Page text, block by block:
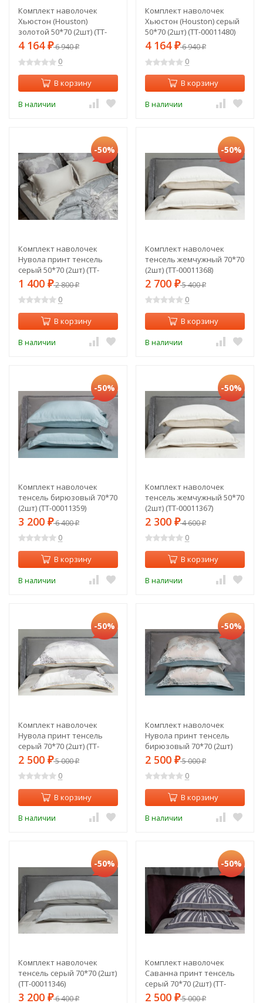
Комплект наволочек
Хьюстон (Houston)
золотой 50*70 (2шт) (TT-
00011481)
4 164 ₽6 940₽
0
В корзину
В наличии
Комплект наволочек
Хьюстон (Houston) серый
50*70 (2шт) (TT-00011480)
4 164 ₽6 940₽
0
В корзину
В наличии
-50%
Комплект наволочек
Нувола принт тенсель
серый 50*70 (2шт) (TT-
00011343)
1 400 ₽2 800₽
0
В корзину
В наличии
-50%
Комплект наволочек
тенсель жемчужный 70*70
(2шт) (TT-00011368)
2 700 ₽5 400₽
0
В корзину
В наличии
-50%
Комплект наволочек
тенсель бирюзовый 70*70
(2шт) (TT-00011359)
3 200 ₽6 400₽
0
В корзину
В наличии
-50%
Комплект наволочек
тенсель жемчужный 50*70
(2шт) (TT-00011367)
2 300 ₽4 600₽
0
В корзину
В наличии
-50%
Комплект наволочек
Нувола принт тенсель
серый 70*70 (2шт) (TT-
00011344)
2 500 ₽5 000₽
0
В корзину
В наличии
-50%
Комплект наволочек
Нувола принт тенсель
бирюзовый 70*70 (2шт)
(TT-00011357)
2 500 ₽5 000₽
0
В корзину
В наличии
-50%
Комплект наволочек
тенсель серый 70*70 (2шт)
(TT-00011346)
3 200 ₽6 400₽
-50%
Комплект наволочек
Саванна принт тенсель
серый 70*70 (2шт) (TT-
00011374)
2 500 ₽5 000₽